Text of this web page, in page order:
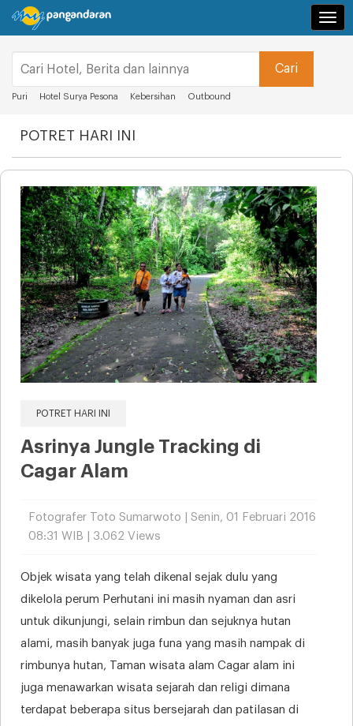
Puri Hotel Surya Pesona Kebersihan Outbound
POTRET HARI INI
POTRET HARI INI
Asrinya Jungle Tracking di
Cagar Alam
Fotografer Toto Sumarwoto | Senin, 01 Februari 2016
08:31 WIB | 3.062 Views
Objek wisata yang telah dikenal sejak dulu yang
dikelola perum Perhutani ini masih nyaman dan asri
untuk dikunjungi, selain rimbun dan sejuknya hutan
alami, masih banyak juga funa yang masih nampak di
rimbunya hutan, Taman wisata alam Cagar alam ini
juga menawarkan wisata sejarah dan religi dimana
terdapat beberapa situs bersejarah dan patilasan di